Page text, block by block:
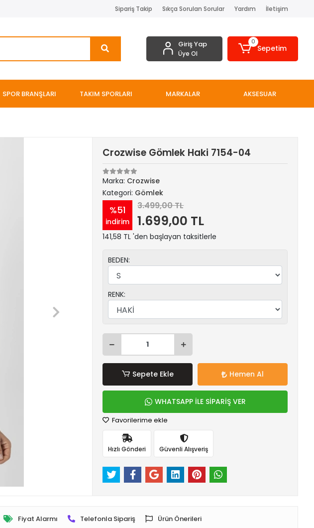
Sipariş Takip Sıkça Sorulan Sorular Yardım İletişim
Giriş Yap
Üye Ol
0
Sepetim
SPOR BRANŞLARI TAKIM SPORLARI MARKALAR AKSESUAR
Crozwise Gömlek Haki 7154-04
Marka: Crozwise
Kategori: Gömlek
%51
indirim
3.499,00 TL
1.699,00 TL
141,58 TL 'den başlayan taksitlerle
BEDEN:
RENK:
Sepete Ekle Hemen Al
WHATSAPP İLE SİPARİŞ VER
Favorilerime ekle
Hızlı Gönderi Güvenli Alışveriş
Fiyat Alarmı Telefonla Sipariş Ürün Önerileri